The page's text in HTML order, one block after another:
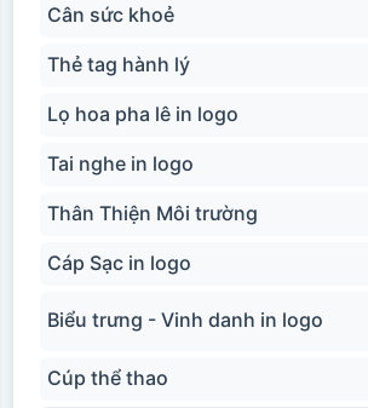
Cân sức khoẻ
Thẻ tag hành lý
Lọ hoa pha lê in logo
Tai nghe in logo
Thân Thiện Môi trường
Cáp Sạc in logo
Biểu trưng - Vinh danh in logo
Cúp thể thao